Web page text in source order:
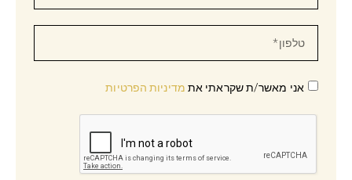
אני מאשר/ת שקראתי את מדיניות הפרטיות